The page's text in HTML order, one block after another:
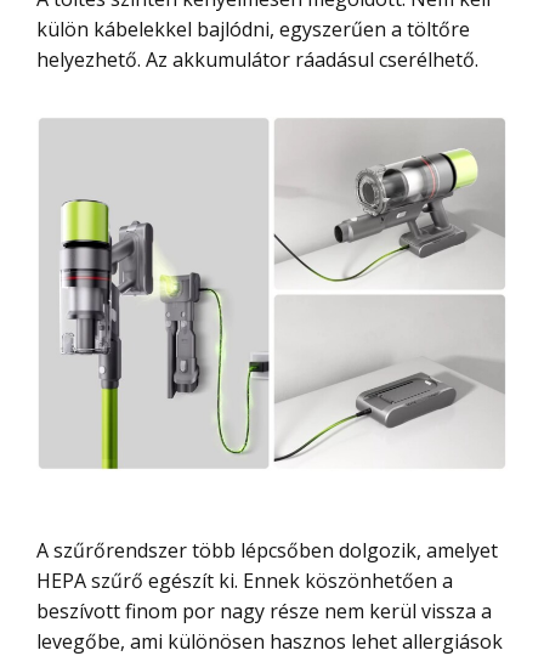
külön kábelekkel bajlódni, egyszerűen a töltőre
helyezhető. Az akkumulátor ráadásul cserélhető.
A szűrőrendszer több lépcsőben dolgozik, amelyet
HEPA szűrő egészít ki. Ennek köszönhetően a
beszívott finom por nagy része nem kerül vissza a
levegőbe, ami különösen hasznos lehet allergiások